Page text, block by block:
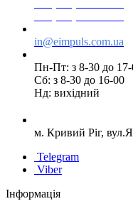
in@eimpuls.com.ua
Пн-Пт: з 8-30 до
Сб: з 8-30 до 16-00
Нд: вихідний
м. Кривий Ріг,
Telegram
Viber
Інформація